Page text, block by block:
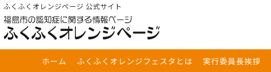
ふくふくオレンジページ 公式サイト
ホーム ふくふくオレンジフェスタとは 実行委員長挨拶